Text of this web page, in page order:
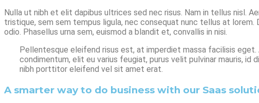
Nulla ut nibh et elit dapibus ultrices sed nec risus. Nam in tellus nisl.
tristique, sem sem tempus ligula, nec consequat nunc tellus at lorem.
odio. Phasellus urna sem, euismod a blandit et, convallis in nisi.
Pellentesque eleifend risus est, at imperdiet massa facilisis
condimentum, elit eu varius feugiat, purus velit pulvinar mauris, id
nibh porttitor eleifend vel sit amet erat.
A smarter way to do business with our Saas